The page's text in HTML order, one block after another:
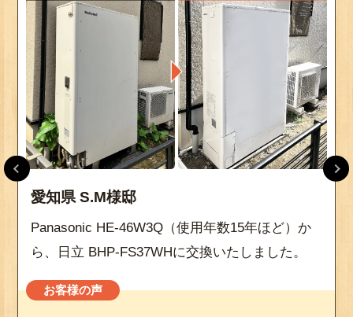
愛知県 S.M様邸
Panasonic HE-46W3Q（使用年数15年ほど）か
ら、日立 BHP-FS37WHに交換いたしました。
お客様の声